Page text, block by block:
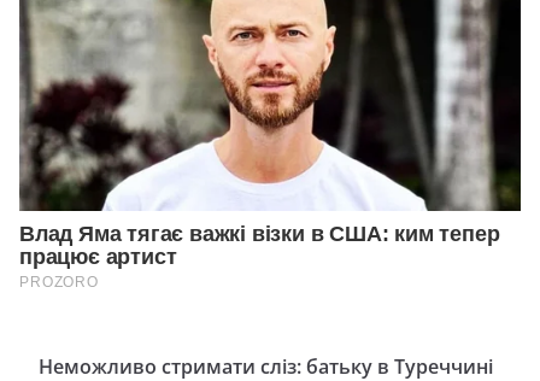
Неможливо стримати сліз: батьку в Туреччині